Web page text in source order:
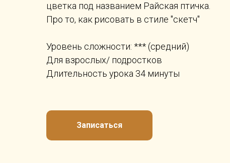
цветка под названием Райская птичка.
Про то, как рисовать в стиле "скетч"
Уровень сложности: *** (средний)
Для взрослых/ подростков
Длительность урока 34 минуты
Записаться